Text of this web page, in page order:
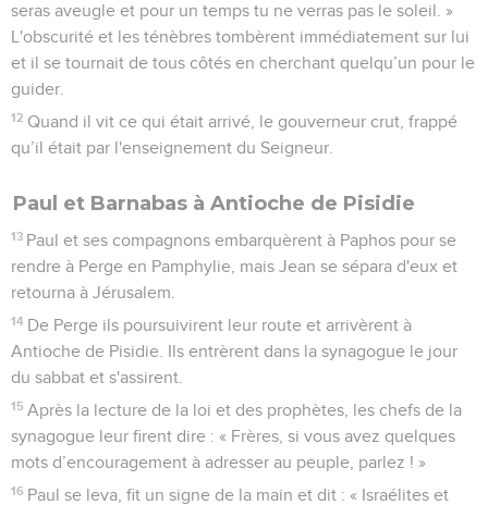
seras aveugle et pour un temps tu ne verras pas le soleil. »
L'obscurité et les ténèbres tombèrent immédiatement sur lui
et il se tournait de tous côtés en cherchant quelqu’un pour le
guider.
12 Quand il vit ce qui était arrivé, le gouverneur crut, frappé
qu’il était par l'enseignement du Seigneur.
Paul et Barnabas à Antioche de Pisidie
13 Paul et ses compagnons embarquèrent à Paphos pour se
rendre à Perge en Pamphylie, mais Jean se sépara d'eux et
retourna à Jérusalem.
14 De Perge ils poursuivirent leur route et arrivèrent à
Antioche de Pisidie. Ils entrèrent dans la synagogue le jour
du sabbat et s'assirent.
15 Après la lecture de la loi et des prophètes, les chefs de la
synagogue leur firent dire : « Frères, si vous avez quelques
mots d’encouragement à adresser au peuple, parlez ! »
16 Paul se leva, fit un signe de la main et dit : « Israélites et